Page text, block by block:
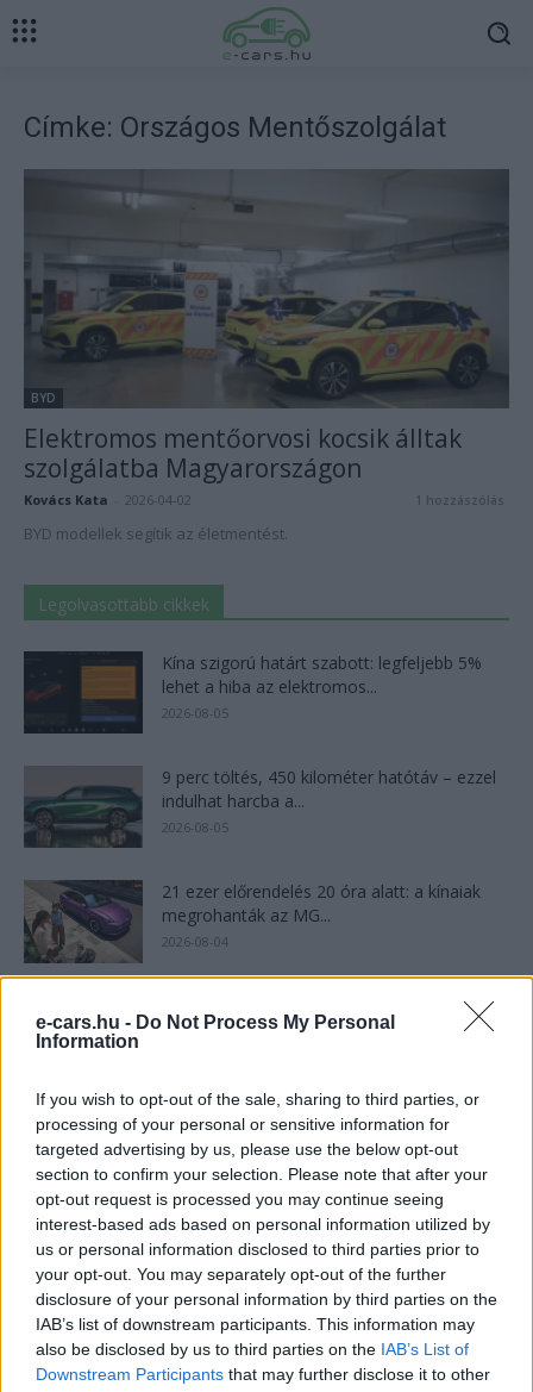
e-cars.hu - Do Not Process My Personal
Information
If you wish to opt-out of the sale, sharing to third parties, or
processing of your personal or sensitive information for
targeted advertising by us, please use the below opt-out
section to confirm your selection. Please note that after your
opt-out request is processed you may continue seeing
interest-based ads based on personal information utilized by
us or personal information disclosed to third parties prior to
your opt-out. You may separately opt-out of the further
disclosure of your personal information by third parties on the
IAB’s list of downstream participants. This information may
also be disclosed by us to third parties on the IAB’s List of
Downstream Participants that may further disclose it to other
Címke: Országos Mentőszolgálat
BYD
Elektromos mentőorvosi kocsik álltak
szolgálatba Magyarországon
Kovács Kata 2026-04-02 1 hozzászólás
BYD modellek segítik az életmentést.
Legolvasottabb cikkek
Kína szigorú határt szabott: legfeljebb 5%
lehet a hiba az elektromos...
2026-08-05
9 perc töltés, 450 kilométer hatótáv – ezzel
indulhat harcba a...
2026-08-05
21 ezer előrendelés 20 óra alatt: a kínaiak
megrohanták az MG...
2026-08-04
álomhatárt, és lekörözte a Changant
A Volkswagen bedobta azt a lapot Kínában,
amivel a helyi EV-gyártókat...
2026-08-04
Az Audi letarolta saját rekordjait — készül
minden idők leghatékonyabb villanyautója
2026-08-04
4000 állomás, 108 másodperc: itt a Nio új
csererekordja